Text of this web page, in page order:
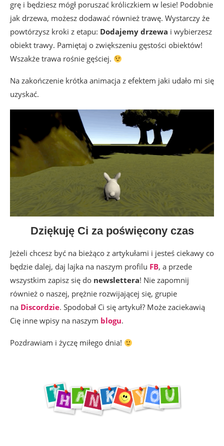
grę i będziesz mógł poruszać króliczkiem w lesie! Podobnie
jak drzewa, możesz dodawać również trawę. Wystarczy że
powtórzysz kroki z etapu: Dodajemy drzewa i wybierzesz
obiekt trawy. Pamiętaj o zwiększeniu gęstości obiektów!
Wszakże trawa rośnie gęściej.
Na zakończenie krótka animacja z efektem jaki udało mi się
uzyskać.
Dziękuję Ci za poświęcony czas
Jeżeli chcesz być na bieżąco z artykułami i jesteś ciekawy co
będzie dalej, daj lajka na naszym profilu FB, a przede
wszystkim zapisz się do newslettera! Nie zapomnij
również o naszej, prężnie rozwijającej się, grupie
na Discordzie. Spodobał Ci się artykuł? Może zaciekawią
Cię inne wpisy na naszym blogu.
Pozdrawiam i życzę miłego dnia!